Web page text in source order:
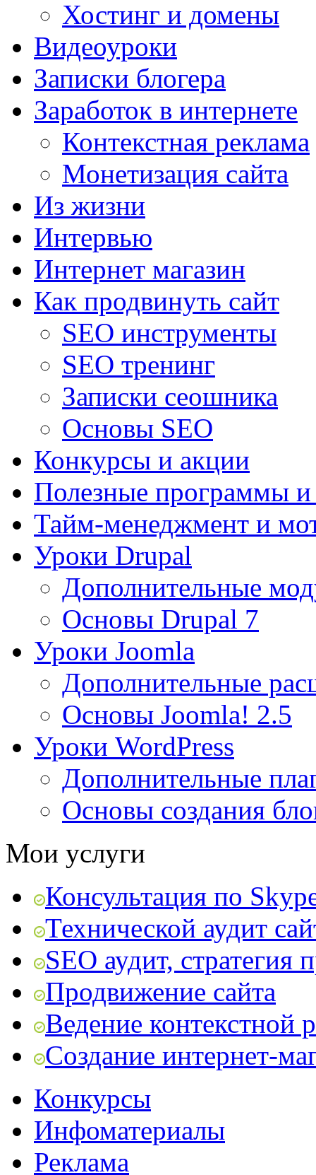
Хостинг и домены
Видеоуроки
Записки блогера
Заработок в интернете
Контекстная реклама
Монетизация сайта
Из жизни
Интервью
Интернет магазин
Как продвинуть сайт
SEO инструменты
SEO тренинг
Записки сеошника
Основы SEO
Конкурсы и акции
Полезные программы и
Тайм-менеджмент и
Уроки Drupal
Дополнительные
Основы Drupal 7
Уроки Joomla
Дополнительные
Основы Joomla! 2.5
Уроки WordPress
Дополнительные
Основы создания
Мои услуги
Консультация по
Технической аудит
SEO аудит, стратегия
Продвижение сайта
Ведение контекстной
Создание интернет-
Конкурсы
Инфоматериалы
Реклама